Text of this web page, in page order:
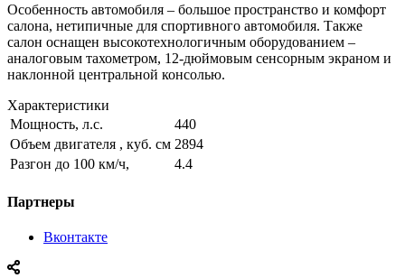
Особенность автомобиля – большое пространство и комфорт
салона, нетипичные для спортивного автомобиля. Также
салон оснащен высокотехнологичным оборудованием –
аналоговым тахометром, 12-дюймовым сенсорным экраном и
наклонной центральной консолью.
Характеристики
Мощность, л.с.
440
Объем двигателя , куб. см 2894
Разгон до 100 км/ч,
4.4
Партнеры
Вконтакте